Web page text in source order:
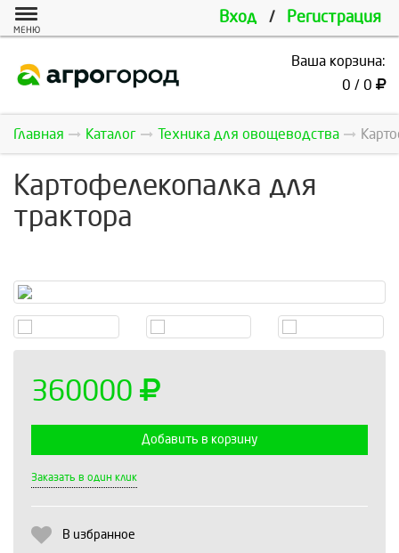
Вход / Регистрация
МЕНЮ
Ваша корзина:
0 / 0
Главная Каталог Техника для овощеводства
Картофелекопалка для
трактора
360000
Добавить в корзину
Заказать в один клик
В избранное